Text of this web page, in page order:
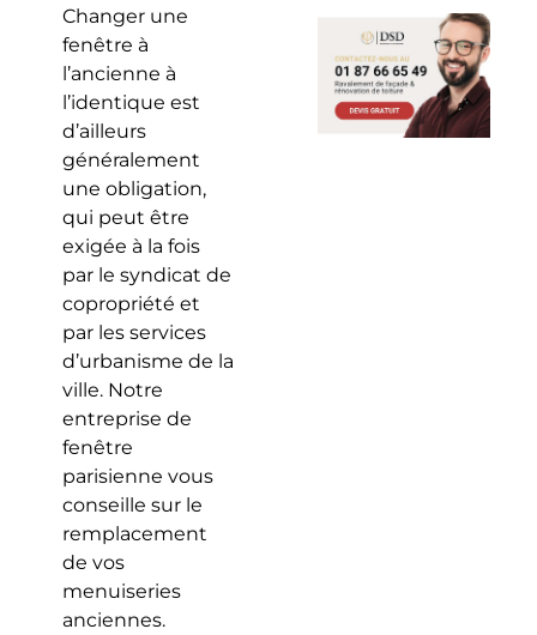
Changer une
fenêtre à
l’ancienne à
l’identique est
d’ailleurs
généralement
une obligation,
qui peut être
exigée à la fois
par le syndicat de
copropriété et
par les services
d’urbanisme de la
ville. Notre
entreprise de
fenêtre
parisienne vous
conseille sur le
remplacement
de vos
menuiseries
anciennes.